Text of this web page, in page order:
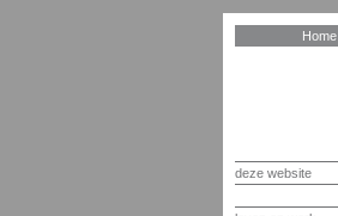
Home
deze website